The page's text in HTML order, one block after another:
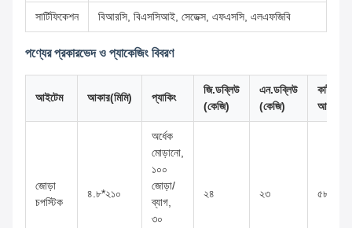
সার্টিফিকেশন বিআরসি, বিএসসিআই, সেডেক্স, এফএসসি, এলএফজিবি
পণ্যের প্রকারভেদ ও প্যাকেজিং বিবরণ
আইটেম আকার(মিমি) প্যাকিং
জি.ডব্লিউ
(কেজি)
এন.ডব্লিউ
(কেজি)
কার্টনের
জোড়া
চপস্টিক
৪.৮*২১০
অর্ধেক
মোড়ানো,
১০০
জোড়া/
ব্যাগ,
৩০
২৪ ২৩